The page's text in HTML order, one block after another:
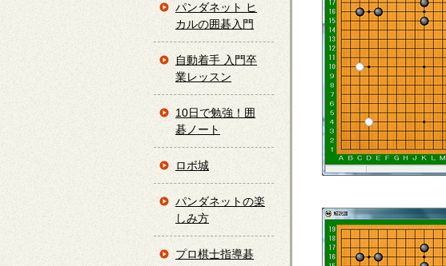
パンダネット ヒ
カルの囲碁入門
自動着手 入門卒
業レッスン
10日で勉強！囲
碁ノート
ロボ城
パンダネットの楽
しみ方
プロ棋士指導碁